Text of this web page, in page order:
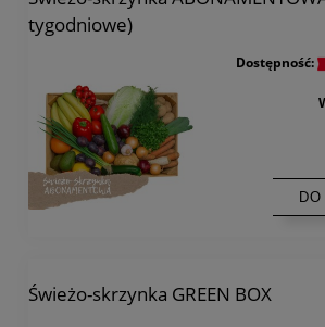
tygodniowe)
Dostępność:
Świeżo-skrzynka GREEN BOX